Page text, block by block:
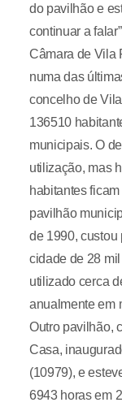
do pavilhão e
continuar a
Câmara de Vila
numa das
concelho de
136510
municipais. O
utilização, mas
habitantes
pavilhão
de 1990, custou
cidade de 28
utilizado cerca
anualmente em
Outro pavilhão,
Casa,
(10979), e
6943 horas em